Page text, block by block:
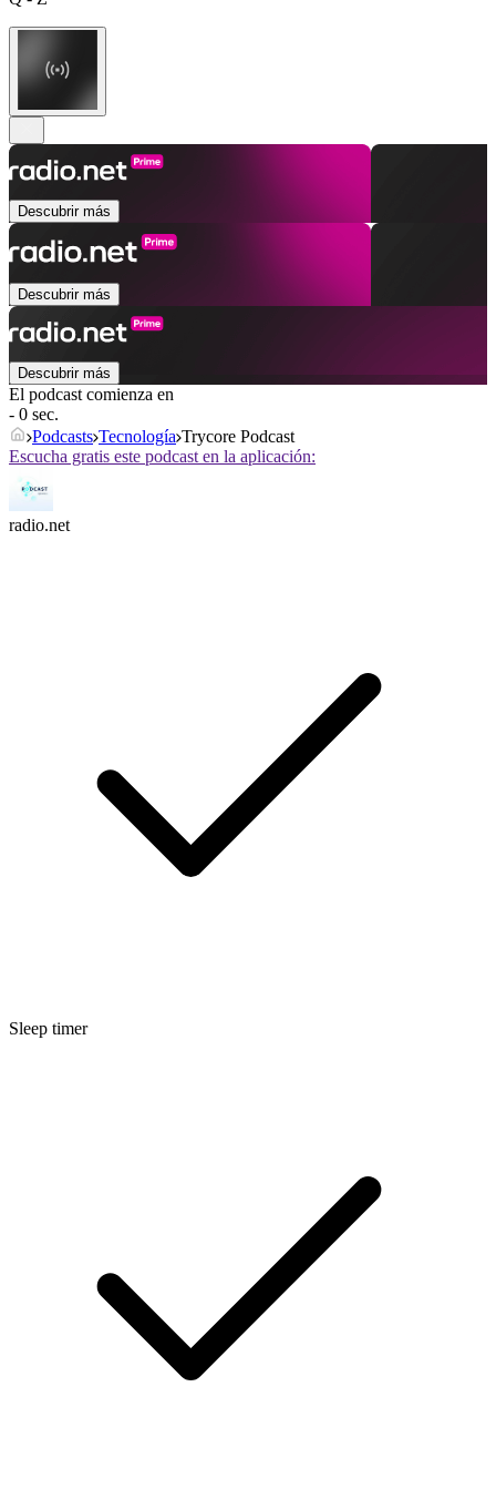
Descubrir más
Descubrir más
Descubrir más
El podcast comienza en
- 0 sec.
Podcasts Tecnología Trycore Podcast
Escucha gratis este podcast en la aplicación:
radio.net
Sleep timer